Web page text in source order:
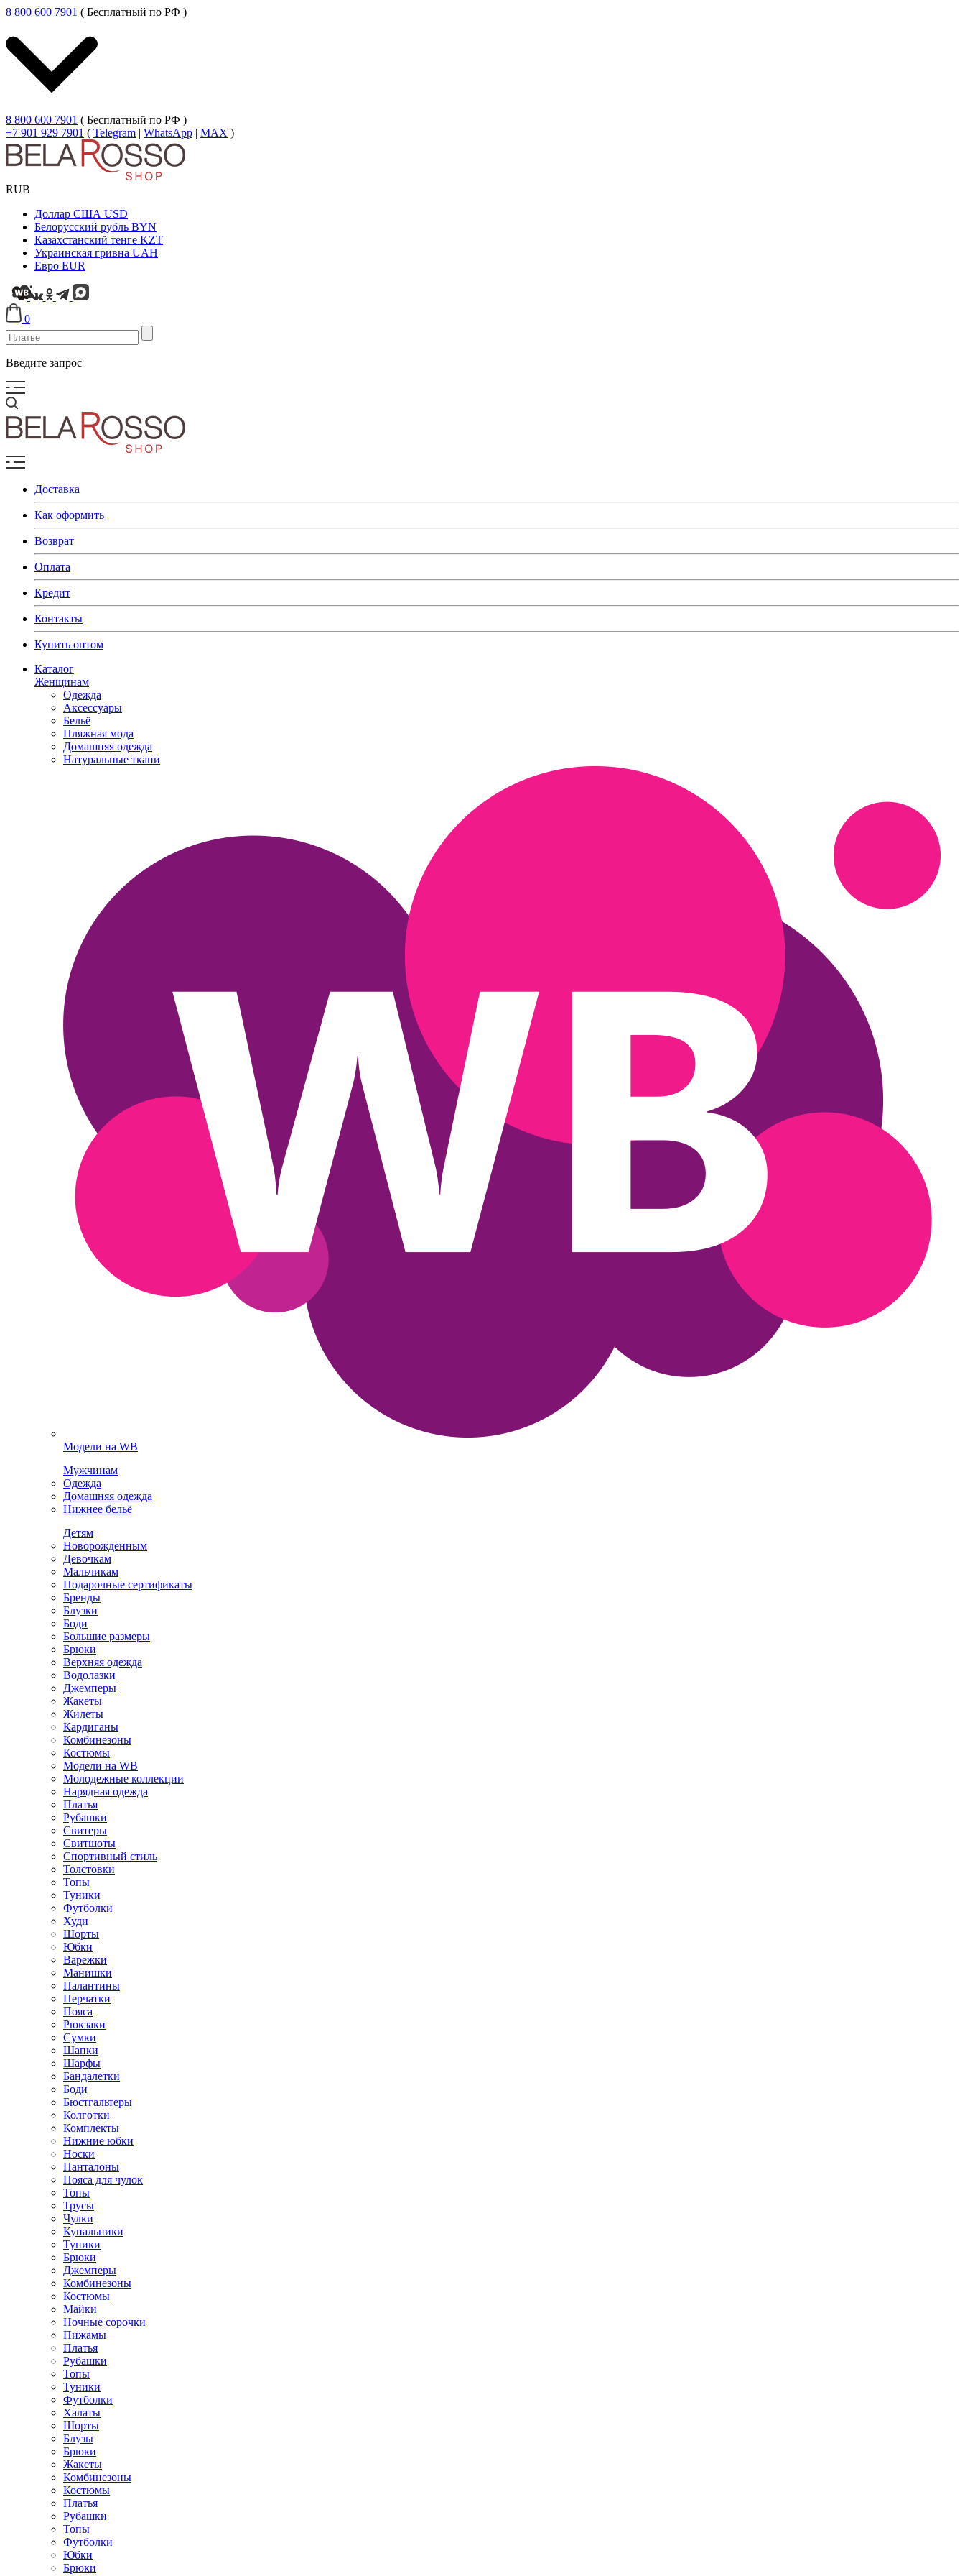
8 800 600 7901 ( Бесплатный по РФ )
8 800 600 7901 ( Бесплатный по РФ )
+7 901 929 7901 ( Telegram | WhatsApp | MAX )
RUB
Доллар США USD
Белорусский рубль BYN
Казахстанский тенге KZT
Украинская гривна UAH
Евро EUR
0
Введите запрос
Доставка
Как оформить
Возврат
Оплата
Кредит
Контакты
Купить оптом
Каталог
Женщинам
Одежда
Аксессуары
Бельё
Пляжная мода
Домашняя одежда
Натуральные ткани
Модели на WB
Мужчинам
Одежда
Домашняя одежда
Нижнее бельё
Детям
Новорожденным
Девочкам
Мальчикам
Подарочные сертификаты
Бренды
Блузки
Боди
Большие размеры
Брюки
Верхняя одежда
Водолазки
Джемперы
Жакеты
Жилеты
Кардиганы
Комбинезоны
Костюмы
Модели на WB
Молодежные коллекции
Нарядная одежда
Платья
Рубашки
Свитеры
Свитшоты
Спортивный стиль
Толстовки
Топы
Туники
Футболки
Худи
Шорты
Юбки
Варежки
Манишки
Палантины
Перчатки
Пояса
Рюкзаки
Сумки
Шапки
Шарфы
Бандалетки
Боди
Бюстгальтеры
Колготки
Комплекты
Нижние юбки
Носки
Панталоны
Поясa для чулок
Топы
Трусы
Чулки
Купальники
Туники
Брюки
Джемперы
Комбинезоны
Костюмы
Майки
Ночные сорочки
Пижамы
Платья
Рубашки
Топы
Туники
Футболки
Халаты
Шорты
Блузы
Брюки
Жакеты
Комбинезоны
Костюмы
Платья
Рубашки
Топы
Футболки
Юбки
Брюки